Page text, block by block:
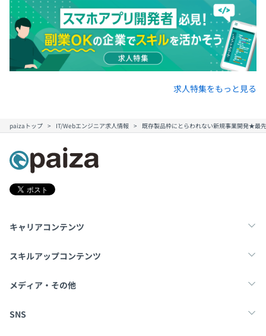
求人特集をもっと見る
paizaトップ IT/Webエンジニア求人情報 既存製品枠にとらわれない新規事業開発★最
キャリアコンテンツ
転職・キャリア
スキルアップコンテンツ
学習
メディア・その他
Tech Team Journal
SNS